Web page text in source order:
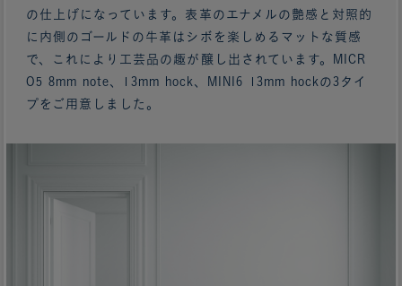
の仕上げになっています。表革のエナメルの艶感と対照的
に内側のゴールドの牛革はシボを楽しめるマットな質感
で、これにより工芸品の趣が醸し出されています。MICR
O5 8mm note、13mm hock、MINI6 13mm hockの3タイ
プをご用意しました。